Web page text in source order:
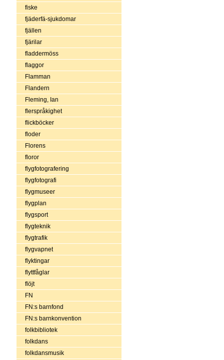
fiske
fjäderfä-sjukdomar
fjällen
fjärilar
fladdermöss
flaggor
Flamman
Flandern
Fleming, Ian
flerspråkighet
flickböcker
floder
Florens
floror
flygfotografering
flygfotografi
flygmuseer
flygplan
flygsport
flygteknik
flygtrafik
flygvapnet
flyktingar
flyttfåglar
flöjt
FN
FN:s barnfond
FN:s barnkonvention
folkbibliotek
folkdans
folkdansmusik